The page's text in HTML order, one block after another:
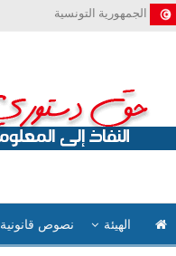
الجمهورية التونسية
الهيئة نصوص قانونية